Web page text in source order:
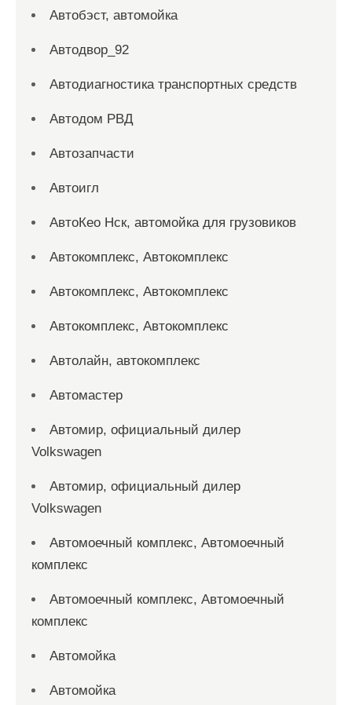
Автобэст, автомойка
Автодвор_92
Автодиагностика транспортных средств
Автодом РВД
Автозапчасти
Автоигл
АвтоКео Нск, автомойка для грузовиков
Автокомплекс, Автокомплекс
Автокомплекс, Автокомплекс
Автокомплекс, Автокомплекс
Автолайн, автокомплекс
Автомастер
Автомир, официальный дилер
Volkswagen
Автомир, официальный дилер
Volkswagen
Автомоечный комплекс, Автомоечный
комплекс
Автомоечный комплекс, Автомоечный
комплекс
Автомойка
Автомойка